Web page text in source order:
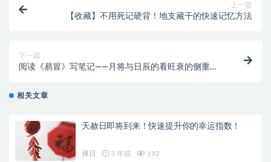
上一篇
【收藏】不用死记硬背！地支藏干的快速记忆方法
下一篇
阅读《易冒》写笔记——月将与日辰的看旺衰的侧重点
相关文章
天赦日即将到来！快速提升你的幸运指数！
择日 3 年前 192